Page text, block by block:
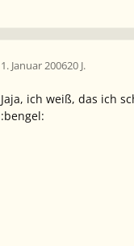
1. Januar 200620 J.
Jaja, ich weiß, das ich
:bengel: